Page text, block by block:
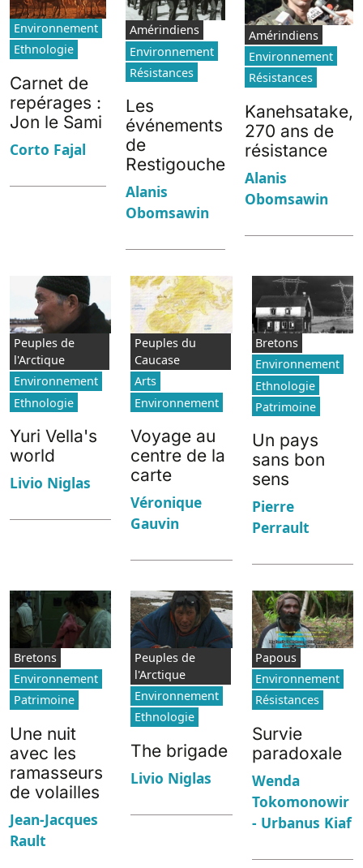
Environnement
Ethnologie
Carnet de
repérages :
Jon le Sami
Corto Fajal
Amérindiens
Environnement
Résistances
Les
événements
de
Restigouche
Alanis
Obomsawin
Amérindiens
Environnement
Résistances
Kanehsatake,
270 ans de
résistance
Alanis
Obomsawin
Peuples de
l'Arctique
Environnement
Ethnologie
Yuri Vella's
world
Livio Niglas
Peuples du
Caucase
Arts
Environnement
Voyage au
centre de la
carte
Véronique
Gauvin
Bretons
Environnement
Ethnologie
Patrimoine
Un pays
sans bon
sens
Pierre
Perrault
Bretons
Environnement
Patrimoine
Une nuit
avec les
ramasseurs
de volailles
Jean-Jacques
Rault
Peuples de
l'Arctique
Environnement
Ethnologie
The brigade
Livio Niglas
Papous
Environnement
Résistances
Survie
paradoxale
Wenda
Tokomonowir
- Urbanus Kiaf